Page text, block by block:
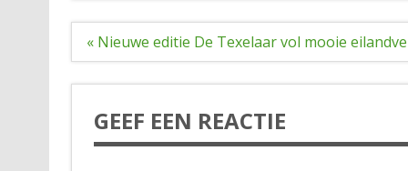
Bericht
« Nieuwe editie De Texelaar vol mooie
GEEF EEN REACTIE